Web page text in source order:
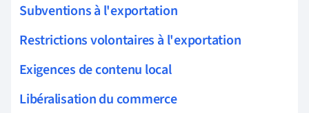
Subventions à l'exportation
Restrictions volontaires à l'exportation
Exigences de contenu local
Libéralisation du commerce